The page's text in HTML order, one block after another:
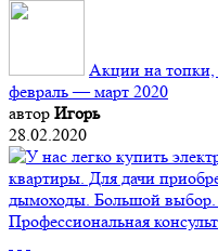
Акции на топки,
февраль — март 2020
автор Игорь
28.02.2020